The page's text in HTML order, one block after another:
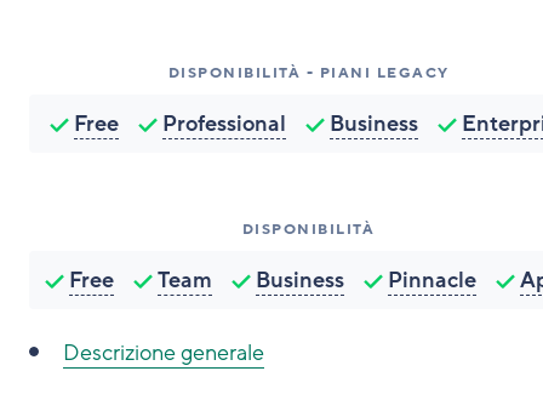
DISPONIBILITÀ - PIANI LEGACY
Free Professional Business
DISPONIBILITÀ
Free Team Business Pinnacle
Descrizione generale